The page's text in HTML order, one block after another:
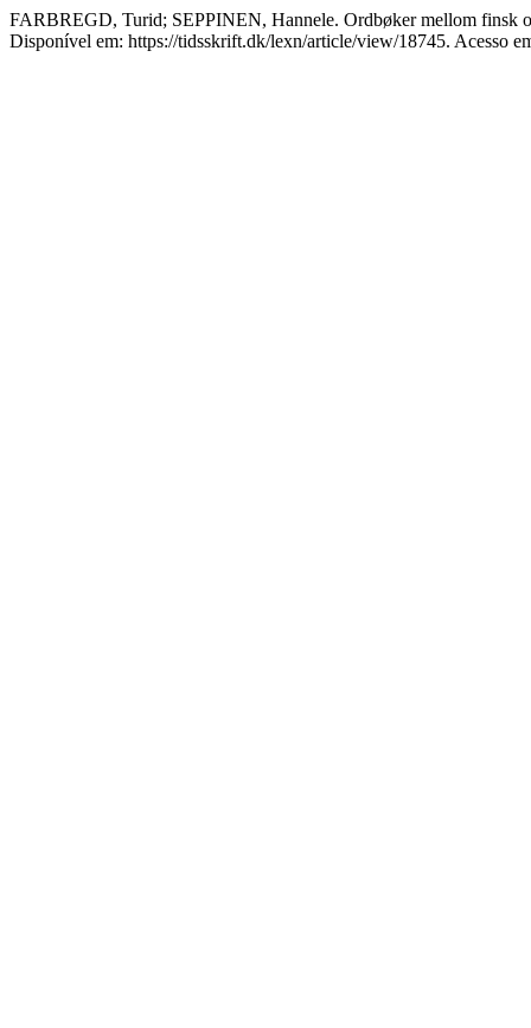
FARBREGD, Turid; SEPPINEN, Hannele. Ordbøker mellom finsk
Disponível em: https://tidsskrift.dk/lexn/article/view/18745. Acesso